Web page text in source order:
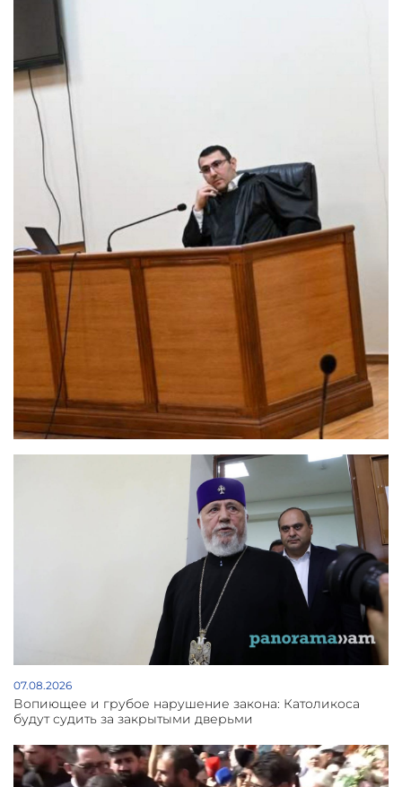
07.08.2026
Вопиющее и грубое нарушение закона: Католикоса
будут судить за закрытыми дверьми